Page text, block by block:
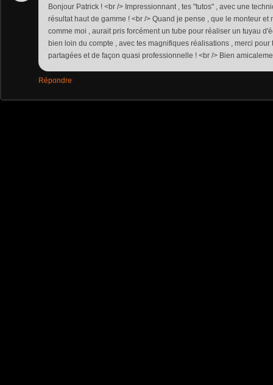
Bonjour Patrick ! <br /> Impressionnant , tes "tutos" , avec une
résultat haut de gamme ! <br /> Quand je pense , que le monteur et
comme moi , aurait pris forcément un tube pour réaliser un tuyau
bien loin du compte , avec tes magnifiques réalisations , merci pour
partagées et de façon quasi professionnelle ! <br /> Bien
Répondre